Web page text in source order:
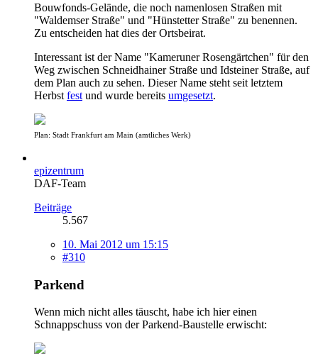
Bouwfonds-Gelände, die noch namenlosen Straßen mit
"Waldemser Straße" und "Hünstetter Straße" zu benennen.
Zu entscheiden hat dies der Ortsbeirat.
Interessant ist der Name "Kameruner Rosengärtchen" für den
Weg zwischen Schneidhainer Straße und Idsteiner Straße, auf
dem Plan auch zu sehen. Dieser Name steht seit letztem
Herbst fest und wurde bereits umgesetzt.
Plan: Stadt Frankfurt am Main (amtliches Werk)
epizentrum
DAF-Team
Beiträge
5.567
10. Mai 2012 um 15:15
#310
Parkend
Wenn mich nicht alles täuscht, habe ich hier einen
Schnappschuss von der Parkend-Baustelle erwischt: